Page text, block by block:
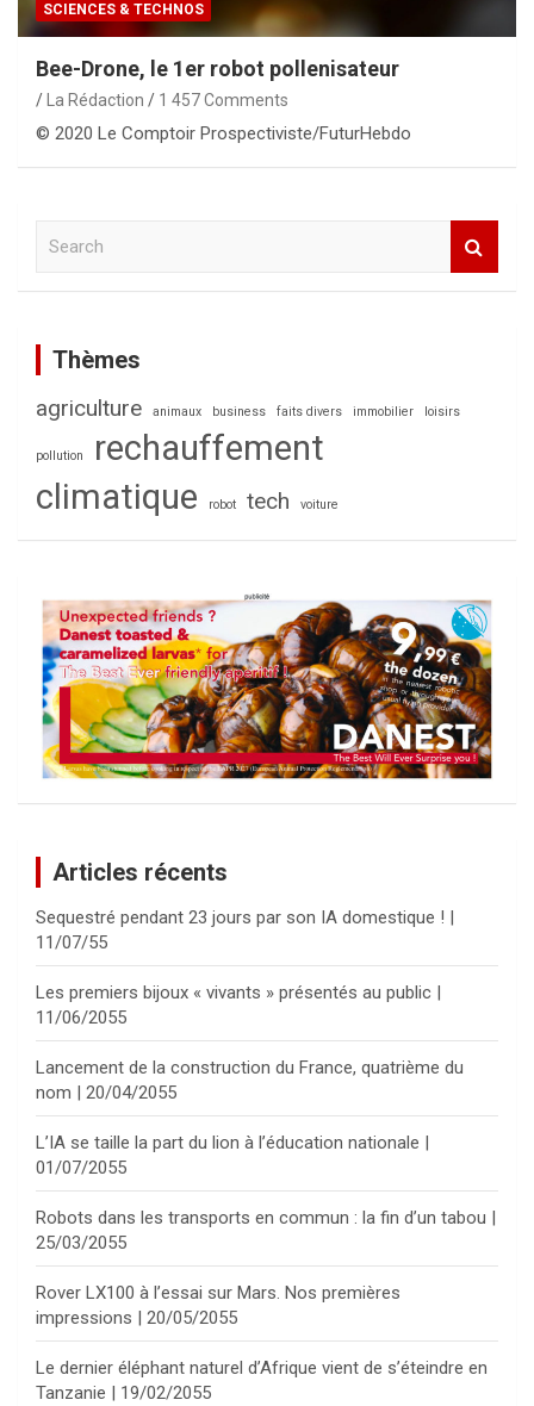
SCIENCES & TECHNOS
Bee-Drone, le 1er robot pollenisateur
La Rédaction 1 457 Comments
© 2020 Le Comptoir Prospectiviste/FuturHebdo
Thèmes
agriculture animaux business faits divers immobilier loisirs
pollution
rechauffement
climatique
robot tech voiture
Articles récents
Sequestré pendant 23 jours par son IA domestique ! |
11/07/55
Les premiers bijoux « vivants » présentés au public |
11/06/2055
Lancement de la construction du France, quatrième du
nom | 20/04/2055
L’IA se taille la part du lion à l’éducation nationale |
01/07/2055
Robots dans les transports en commun : la fin d’un tabou |
25/03/2055
Rover LX100 à l’essai sur Mars. Nos premières
impressions | 20/05/2055
Le dernier éléphant naturel d’Afrique vient de s’éteindre en
Tanzanie | 19/02/2055